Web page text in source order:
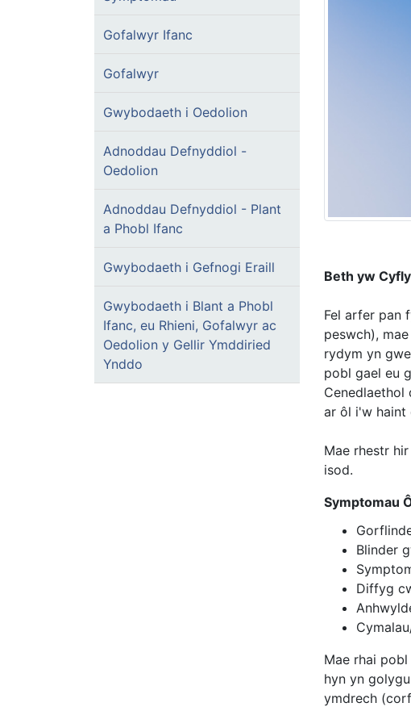
Gofalwyr Ifanc
Gofalwyr
Gwybodaeth i Oedolion
Adnoddau Defnyddiol -
Oedolion
Adnoddau Defnyddiol - Plant
a Phobl Ifanc
Gwybodaeth i Gefnogi Eraill
Gwybodaeth i Blant a Phobl
Ifanc, eu Rhieni, Gofalwyr ac
Oedolion y Gellir Ymddiried
Ynddo
Beth yw
Fel arfer pan
peswch),
rydym yn
pobl gael eu
Cenedlaethol
ar ôl i'w haint
Mae rhestr
isod.
Symptomau
Blinder
Diffyg
Mae rhai pobl
hyn yn
ymdrech